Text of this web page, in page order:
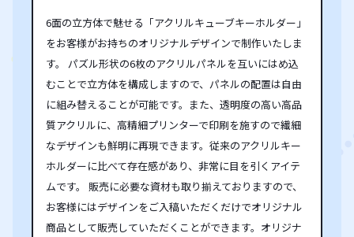
6面の立方体で魅せる「アクリルキューブキーホルダー」
をお客様がお持ちのオリジナルデザインで制作いたしま
す。 パズル形状の6枚のアクリルパネルを互いにはめ込
むことで立方体を構成しますので、パネルの配置は自由
に組み替えることが可能です。また、透明度の高い高品
質アクリルに、高精細プリンターで印刷を施すので繊細
なデザインも鮮明に再現できます。従来のアクリルキー
ホルダーに比べて存在感があり、非常に目を引くアイテ
ムです。 販売に必要な資材も取り揃えておりますので、
お客様にはデザインをご入稿いただくだけでオリジナル
商品として販売していただくことができます。オリジナ